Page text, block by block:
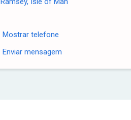
Mostrar telefone
Enviar mensagem